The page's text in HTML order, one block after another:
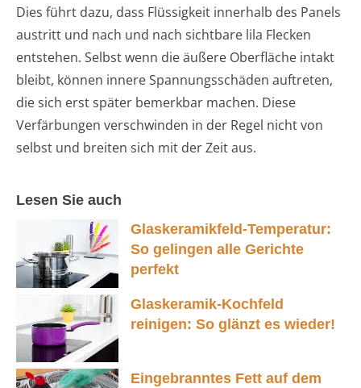
Dies führt dazu, dass Flüssigkeit innerhalb des Panels
austritt und nach und nach sichtbare lila Flecken
entstehen. Selbst wenn die äußere Oberfläche intakt
bleibt, können innere Spannungsschäden auftreten,
die sich erst später bemerkbar machen. Diese
Verfärbungen verschwinden in der Regel nicht von
selbst und breiten sich mit der Zeit aus.
Lesen Sie auch
Glaskeramikfeld-Temperatur:
So gelingen alle Gerichte
perfekt
Glaskeramik-Kochfeld
reinigen: So glänzt es wieder!
Eingebranntes Fett auf dem